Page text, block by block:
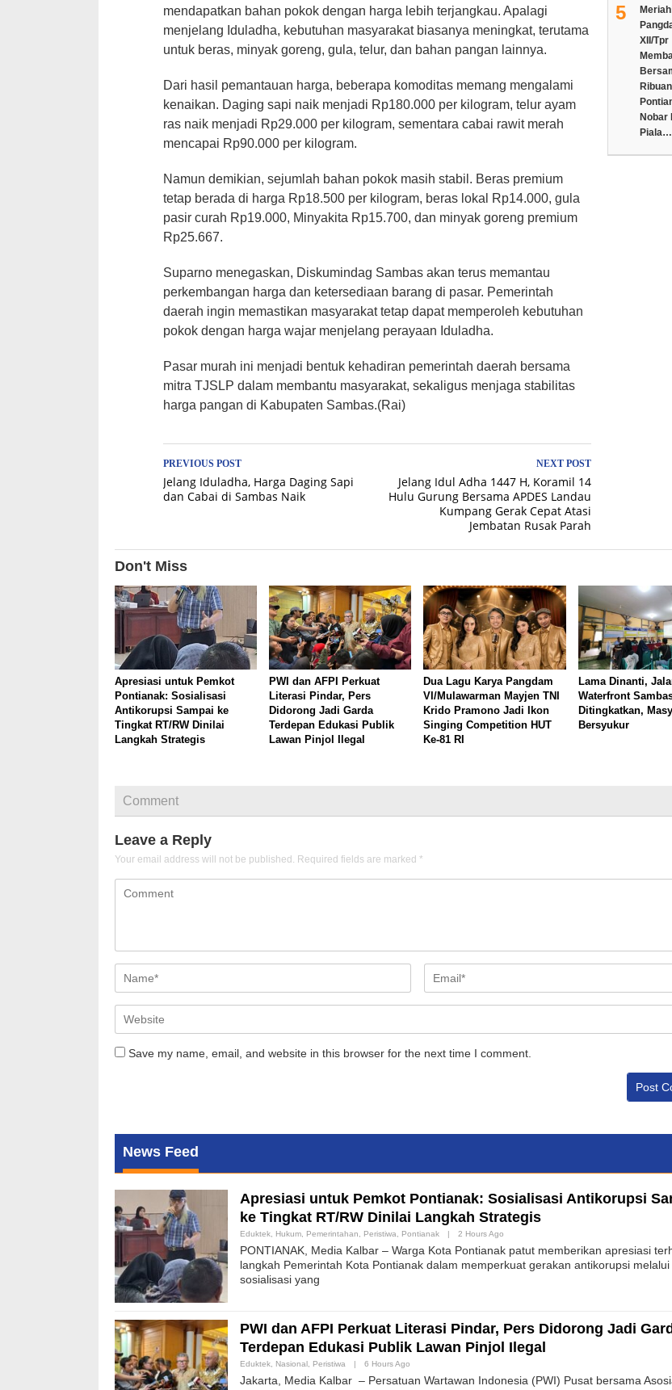
mendapatkan bahan pokok dengan harga lebih terjangkau. Apalagi
menjelang Iduladha, kebutuhan masyarakat biasanya meningkat, terutama
untuk beras, minyak goreng, gula, telur, dan bahan pangan lainnya.
Dari hasil pemantauan harga, beberapa komoditas memang mengalami
kenaikan. Daging sapi naik menjadi Rp180.000 per kilogram, telur ayam
ras naik menjadi Rp29.000 per kilogram, sementara cabai rawit merah
mencapai Rp90.000 per kilogram.
Namun demikian, sejumlah bahan pokok masih stabil. Beras premium
tetap berada di harga Rp18.500 per kilogram, beras lokal Rp14.000, gula
pasir curah Rp19.000, Minyakita Rp15.700, dan minyak goreng premium
Rp25.667.
Suparno menegaskan, Diskumindag Sambas akan terus memantau
perkembangan harga dan ketersediaan barang di pasar. Pemerintah
daerah ingin memastikan masyarakat tetap dapat memperoleh kebutuhan
pokok dengan harga wajar menjelang perayaan Iduladha.
Pasar murah ini menjadi bentuk kehadiran pemerintah daerah bersama
mitra TJSLP dalam membantu masyarakat, sekaligus menjaga stabilitas
harga pangan di Kabupaten Sambas.(Rai)
Post
navigation
PREVIOUS POST
Jelang Iduladha, Harga Daging Sapi
dan Cabai di Sambas Naik
NEXT POST
Jelang Idul Adha 1447 H, Koramil 14
Hulu Gurung Bersama APDES Landau
Kumpang Gerak Cepat Atasi
Jembatan Rusak Parah
5
XII/Tpr
Nobar
Piala…
Don't Miss
Apresiasi untuk Pemkot
Pontianak: Sosialisasi
Antikorupsi Sampai ke
Tingkat RT/RW Dinilai
Langkah Strategis
PWI dan AFPI Perkuat
Literasi Pindar, Pers
Didorong Jadi Garda
Terdepan Edukasi Publik
Lawan Pinjol Ilegal
Dua Lagu Karya Pangdam
VI/Mulawarman Mayjen TNI
Krido Pramono Jadi Ikon
Singing Competition HUT
Ke-81 RI
Lama Dinanti,
Waterfront
Ditingkatkan,
Bersyukur
Comment
Leave a Reply
Your email address will not be published. Required fields are marked *
Save my name, email, and website in this browser for the next time I comment.
News Feed
Apresiasi untuk Pemkot Pontianak: Sosialisasi Antikorupsi
ke Tingkat RT/RW Dinilai Langkah Strategis
Eduktek Hukum Pemerintahan Peristiwa Pontianak | 2 Hours Ago
PONTIANAK, Media Kalbar – Warga Kota Pontianak patut memberikan apresiasi
langkah Pemerintah Kota Pontianak dalam memperkuat gerakan antikorupsi melalui
sosialisasi yang
PWI dan AFPI Perkuat Literasi Pindar, Pers Didorong Jadi
Terdepan Edukasi Publik Lawan Pinjol Ilegal
Eduktek Nasional Peristiwa | 6 Hours Ago
Jakarta, Media Kalbar – Persatuan Wartawan Indonesia (PWI) Pusat bersama